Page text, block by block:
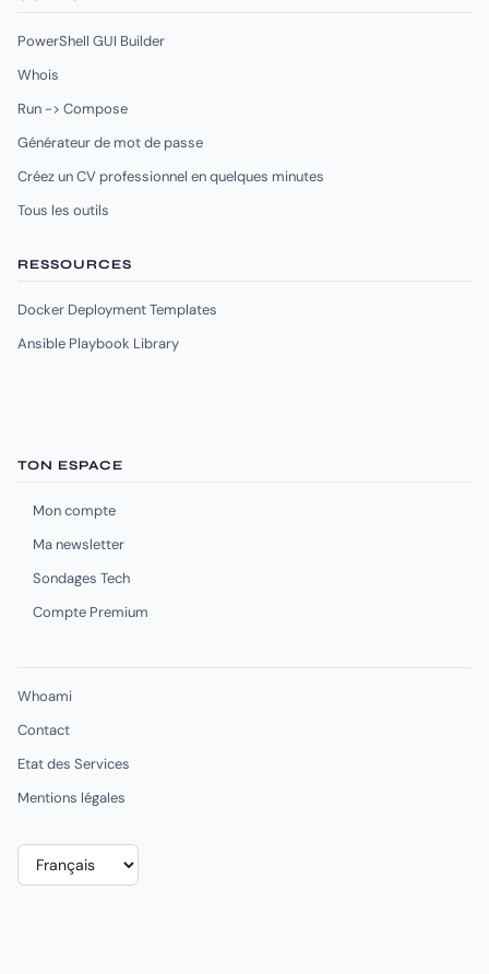
PowerShell GUI Builder
Whois
Run -> Compose
Générateur de mot de passe
Créez un CV professionnel en quelques minutes
Tous les outils
RESSOURCES
Docker Deployment Templates
Ansible Playbook Library
TON ESPACE
Mon compte
Ma newsletter
Sondages Tech
Compte Premium
Whoami
Contact
Etat des Services
Mentions légales
Choisir
une